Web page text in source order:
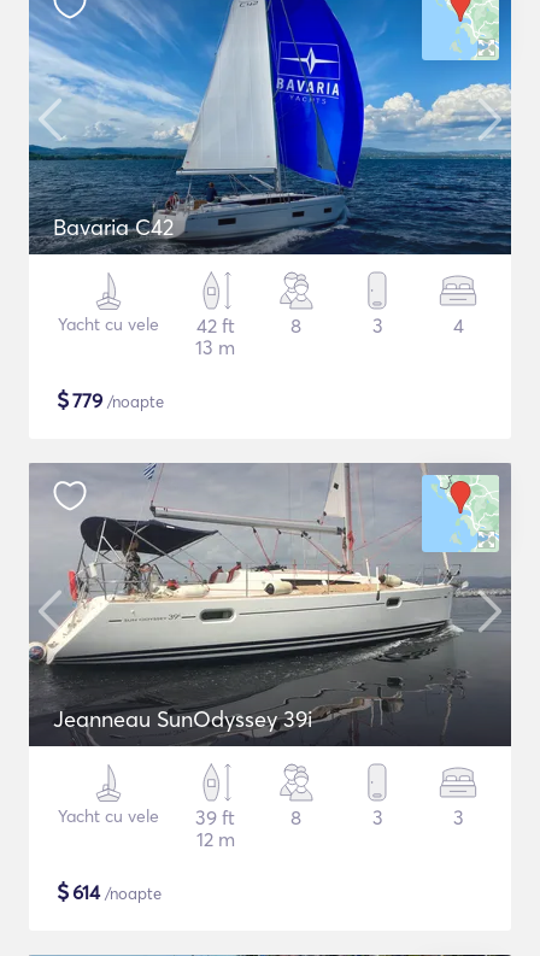
Bavaria C42
Yacht cu vele
42 ft
13 m
8 3 4
$779 /noapte
Jeanneau SunOdyssey 39i
Yacht cu vele
39 ft
12 m
8 3 3
$614/noapte